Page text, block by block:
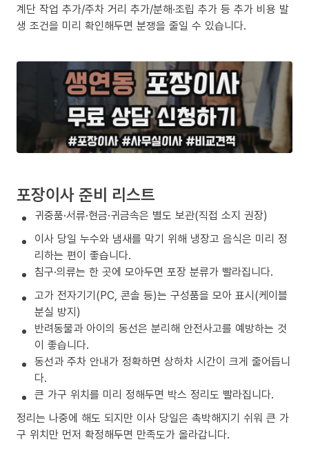
계단 작업 추가/주차 거리 추가/분해·조립 추가 등 추가 비용 발
생 조건을 미리 확인해두면 분쟁을 줄일 수 있습니다.
포장이사 준비 리스트
귀중품·서류·현금·귀금속은 별도 보관(직접 소지 권장)
이사 당일 누수와 냄새를 막기 위해 냉장고 음식은 미리 정
리하는 편이 좋습니다.
침구·의류는 한 곳에 모아두면 포장 분류가 빨라집니다.
고가 전자기기(PC, 콘솔 등)는 구성품을 모아 표시(케이블
분실 방지)
반려동물과 아이의 동선은 분리해 안전사고를 예방하는 것
이 좋습니다.
동선과 주차 안내가 정확하면 상하차 시간이 크게 줄어듭니
다.
큰 가구 위치를 미리 정해두면 박스 정리도 빨라집니다.
정리는 나중에 해도 되지만 이사 당일은 촉박해지기 쉬워 큰 가
구 위치만 먼저 확정해두면 만족도가 올라갑니다.